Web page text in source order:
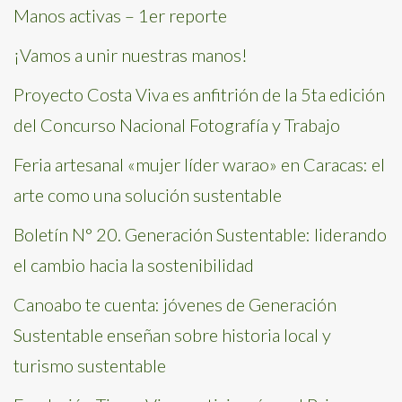
Manos activas – 1er reporte
¡Vamos a unir nuestras manos!
Proyecto Costa Viva es anfitrión de la 5ta edición
del Concurso Nacional Fotografía y Trabajo
Feria artesanal «mujer líder warao» en Caracas: el
arte como una solución sustentable
Boletín N° 20. Generación Sustentable: liderando
el cambio hacia la sostenibilidad
Canoabo te cuenta: jóvenes de Generación
Sustentable enseñan sobre historia local y
turismo sustentable